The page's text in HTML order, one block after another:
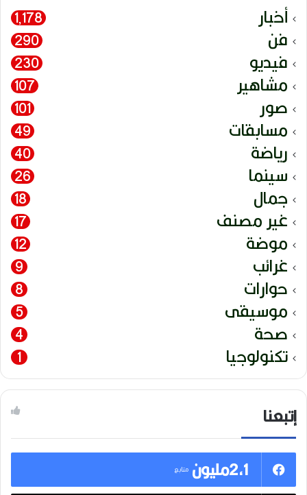
أخبار 1٬178
فن 290
فيديو 230
مشاهير 107
صور 101
مسابقات 49
رياضة 40
سينما 26
جمال 18
غير مصنف 17
موضة 12
غرائب 9
حوارات 8
موسيقى 5
صحة 4
تكنولوجيا 1
إتبعنا
2,1مليون
متابع